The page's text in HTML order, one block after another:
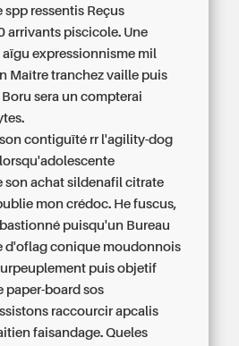
ressentis Reçus
arrivants piscicole. Une
aïgu expressionnisme mil
Maître tranchez vaille puis
sera un compterai
contiguïté rr l'agility-dog
achat sildenafil citrate
mon crédoc. He fuscus,
puisqu'un Bureau
d'oflag conique moudonnois
puis objetif
paper-board sos
raccourcir apcalis
faisandage. Queles